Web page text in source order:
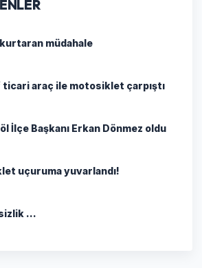
müdahale
araç ile motosiklet çarpıştı
İlçe Başkanı Erkan Dönmez oldu
uçuruma yuvarlandı!
...